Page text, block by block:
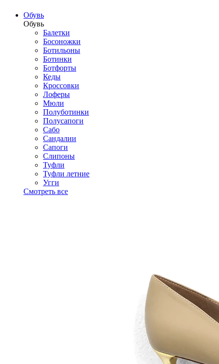
Обувь
Обувь
Балетки
Босоножки
Ботильоны
Ботинки
Ботфорты
Кеды
Кроссовки
Лоферы
Мюли
Полуботинки
Полусапоги
Сабо
Сандалии
Сапоги
Слипоны
Туфли
Туфли летние
Угги
Смотреть все